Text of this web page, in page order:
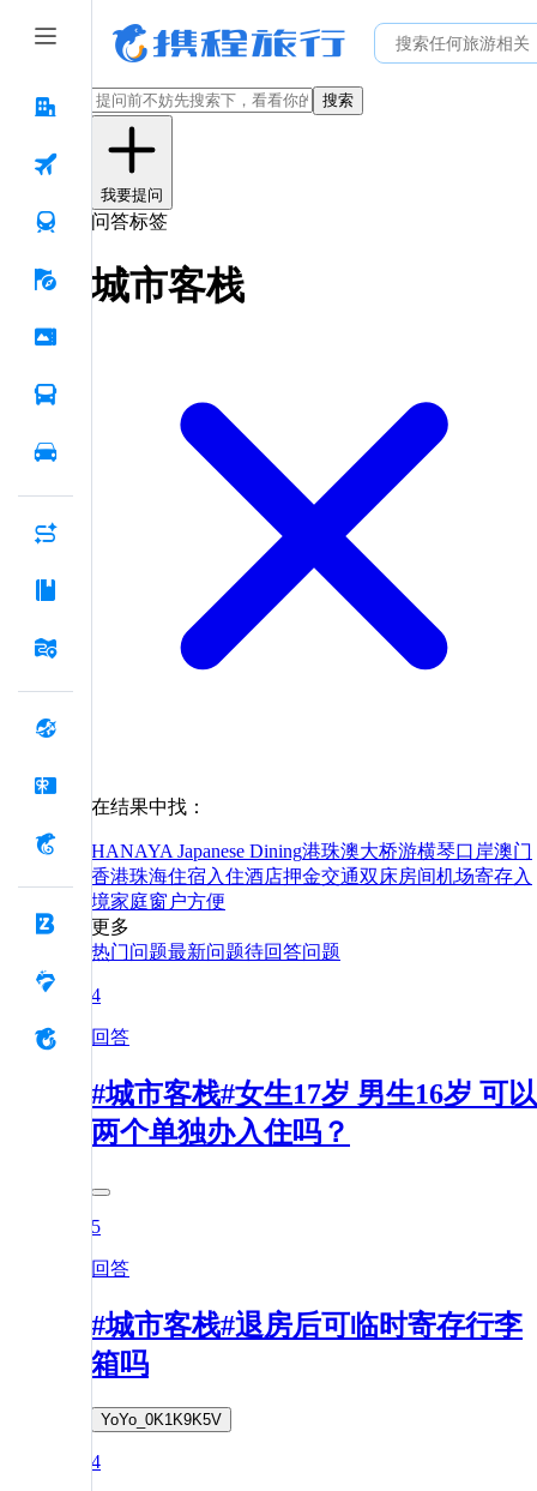
搜索
我要提问
问答标签
城市客栈
在结果中找：
HANAYA Japanese Dining港珠澳大桥游横琴口岸澳门
香港珠海住宿 入住酒店押金交通双床房间机场寄存入
境家庭窗户方便
更多
热门问题最新问题待回答问题
4
回答
#城市客栈#女生17岁 男生16岁 可以
两个单独办入住吗？
5
回答
#城市客栈#退房后可临时寄存行李
箱吗
YoYo_0K1K9K5V
4